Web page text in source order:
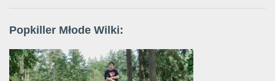
Popkiller Młode Wilki: